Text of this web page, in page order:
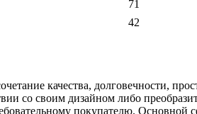
71
42
качества, долговечности,
со своим дизайном либо
покупателю. Основной